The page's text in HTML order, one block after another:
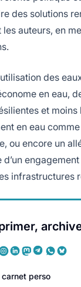
des solutions
auteurs, en
des
en eau,
et moins
en eau
ou encore un
infrastructures
perso